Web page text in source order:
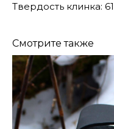
Твердость клинка:
Смотрите также
КОНТАКТЫ